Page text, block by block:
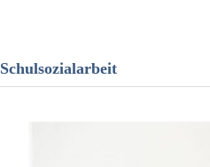
Schulsozialarbeit